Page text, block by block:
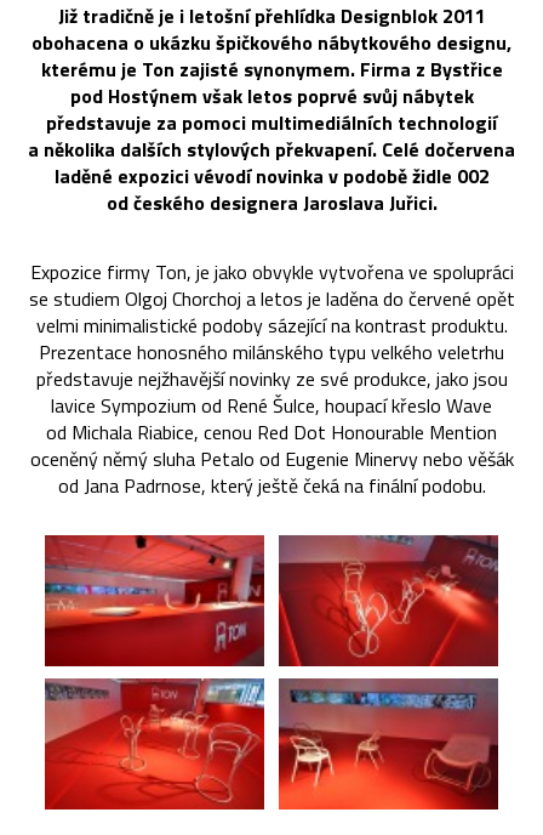
Již tradičně je i letošní přehlídka Designblok 2011
obohacena o ukázku špičkového nábytkového designu,
kterému je Ton zajisté synonymem. Firma z Bystřice
pod Hostýnem však letos poprvé svůj nábytek
představuje za pomoci multimediálních technologií
a několika dalších stylových překvapení. Celé dočervena
laděné expozici vévodí novinka v podobě židle 002
od českého designera Jaroslava Juřici.
Expozice firmy Ton, je jako obvykle vytvořena ve spolupráci
se studiem Olgoj Chorchoj a letos je laděna do červené opět
velmi minimalistické podoby sázející na kontrast produktu.
Prezentace honosného milánského typu velkého veletrhu
představuje nejžhavější novinky ze své produkce, jako jsou
lavice Sympozium od René Šulce, houpací křeslo Wave
od Michala Riabice, cenou Red Dot Honourable Mention
oceněný němý sluha Petalo od Eugenie Minervy nebo věšák
od Jana Padrnose, který ještě čeká na finální podobu.